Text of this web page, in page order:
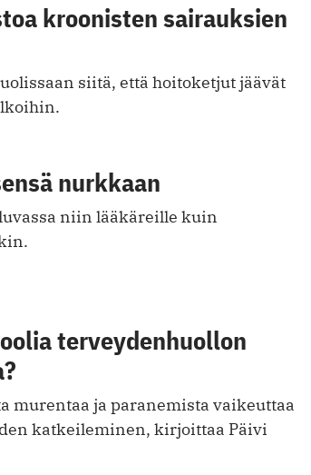
kroonisten sairauksien
siitä, että hoitoketjut jäävät
nurkkaan
niin lääkäreille kuin
terveydenhuollon
murentaa ja paranemista vaikeuttaa
katkeileminen, kirjoittaa Päivi